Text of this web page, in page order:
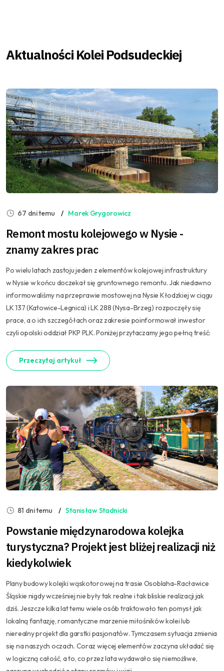
Aktualności Kolei Podsudeckiej
67 dni temu Marek Grygorowicz
Remont mostu kolejowego w Nysie -
znamy zakres prac
Po wielu latach zastoju jeden z elementów kolejowej infrastruktury
w Nysie w końcu doczekał się gruntownego remontu. Jak niedawno
informowaliśmy na przeprawie mostowej na Nysie Kłodzkiej w ciągu
LK 137 (Katowice-Legnica) i LK 288 (Nysa-Brzeg) rozpoczęły się
prace, a o ich szczegółach oraz zakresie poinformował inwestor
czyli opolski oddział PKP PLK. Poniżej przytaczamy jego pełną treść:
Przeczytaj artykuł
81 dni temu Stanisław Stadnicki
Powstanie międzynarodowa kolejka
turystyczna? Projekt jest bliżej realizacji niż
kiedykolwiek
Plany budowy kolejki wąskotorowej na trasie Osoblaha-Racławice
Śląskie nigdy wcześniej nie były tak realne i tak bliskie realizacji jak
dziś. Jeszcze kilka lat temu wiele osób traktowało ten pomysł jak
lokalną fantazję, romantyczne marzenie miłośników kolei lub
nierealny projekt dla garstki pasjonatów. Tymczasem sytuacja zmienia
się na naszych oczach. Coraz więcej elementów zaczyna układać się
w logiczną całość, a to, co przez lata wydawało się niemożliwe,